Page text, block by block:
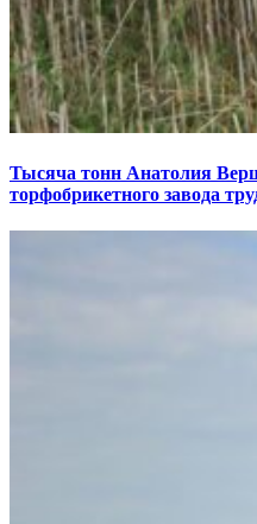
Тысяча тонн Анатолия
торфобрикетного завода